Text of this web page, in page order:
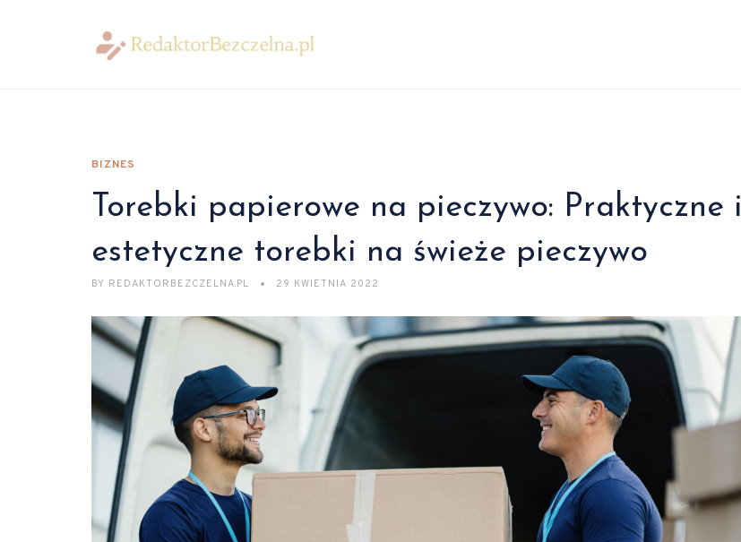
BIZNES
Torebki papierowe na pieczywo: Praktyczne i
estetyczne torebki na świeże pieczywo
BY REDAKTORBEZCZELNA.PL 29 KWIETNIA 2022